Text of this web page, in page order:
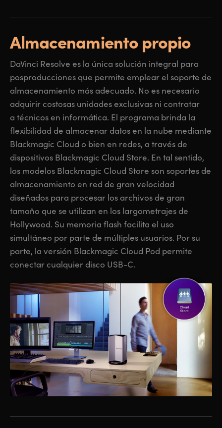
Almacenamiento propio
DaVinci Resolve es la única solución integral para
posproducciones que permite emplear el soporte de
almacenamiento más adecuado. No es necesario
adquirir costosas unidades exclusivas ni contratar
a técnicos en informática. El programa brinda la
flexibilidad de almacenar datos en la nube mediante
Blackmagic Cloud o bien en redes, a través de
dispositivos Blackmagic Cloud Store. En tal sentido,
los modelos Blackmagic Cloud Store son soportes de
almacenamiento en red de gran velocidad
diseñados para procesar los archivos de gran
tamaño que se utilizan en los largometrajes de
Hollywood. Su memoria flash facilita el uso
simultáneo por parte de múltiples usuarios. Por su
parte, la versión Blackmagic Cloud Pod permite
conectar cualquier disco USB-C.